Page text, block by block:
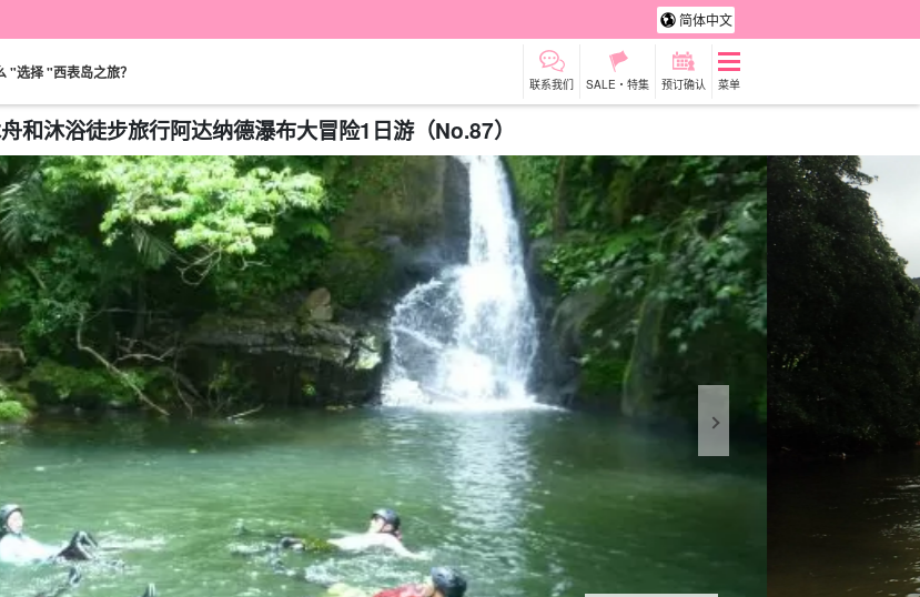
简体中文
"选择 "西表岛之旅？
联系我们 SALE・特集 预订确认 菜单
和沐浴徒步旅行阿达纳德瀑布大冒险1日游（No.87）